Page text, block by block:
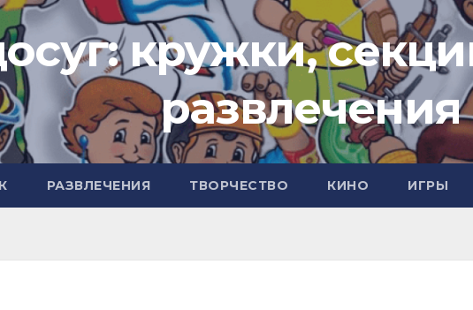
кружки,
развлечения
РАЗВЛЕЧЕНИЯ ТВОРЧЕСТВО КИНО ИГРЫ